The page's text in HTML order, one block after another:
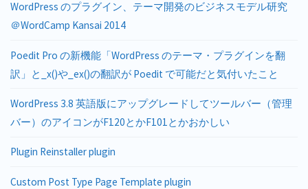
WordPress のプラグイン、テーマ開発のビジネスモデル研究
＠WordCamp Kansai 2014
Poedit Pro の新機能「WordPress のテーマ・プラグインを翻
訳」と_x()や_ex()の翻訳が Poedit で可能だと気付いたこと
WordPress 3.8 英語版にアップグレードしてツールバー（管理
バー）のアイコンがF120とかF101とかおかしい
Plugin Reinstaller plugin
Custom Post Type Page Template plugin